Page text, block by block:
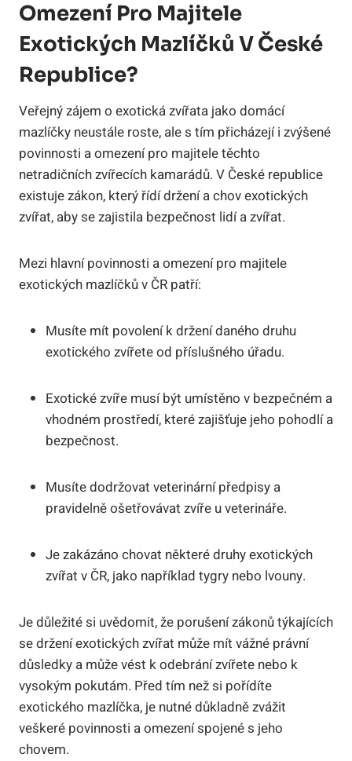
Omezení Pro Majitele
Exotických Mazlíčků V České
Republice?
Veřejný zájem o exotická zvířata jako domácí
mazlíčky neustále roste, ale s tím přicházejí i zvýšené
povinnosti a omezení pro majitele těchto
netradičních zvířecích kamarádů. V České republice
existuje zákon, který řídí držení a chov exotických
zvířat, aby se zajistila bezpečnost lidí a zvířat.
Mezi hlavní povinnosti a omezení pro majitele
exotických mazlíčků v ČR patří:
Musíte mít povolení k držení daného druhu
exotického zvířete od příslušného úřadu.
Exotické zvíře musí být umístěno v bezpečném a
vhodném prostředí, které zajišťuje jeho pohodlí a
bezpečnost.
Musíte dodržovat veterinární předpisy a
pravidelně ošetřovávat zvíře u veterináře.
Je zakázáno chovat některé druhy exotických
zvířat v ČR, jako například tygry nebo lvouny.
Je důležité si uvědomit, že porušení zákonů týkajících
se držení exotických zvířat může mít vážné právní
důsledky a může vést k odebrání zvířete nebo k
vysokým pokutám. Před tím než si pořídíte
exotického mazlíčka, je nutné důkladně zvážit
veškeré povinnosti a omezení spojené s jeho
chovem.